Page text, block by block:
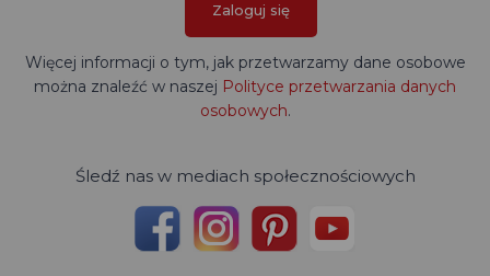
Zaloguj się
Więcej informacji o tym, jak przetwarzamy dane osobowe
można znaleźć w naszej Polityce przetwarzania danych
osobowych.
Śledź nas w mediach społecznościowych